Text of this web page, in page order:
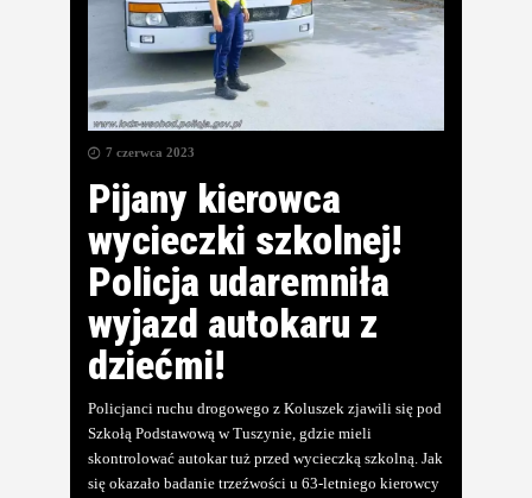
7 czerwca 2023
Pijany kierowca
wycieczki szkolnej!
Policja udaremniła
wyjazd autokaru z
dziećmi!
Policjanci ruchu drogowego z Koluszek zjawili się pod
Szkołą Podstawową w Tuszynie, gdzie mieli
skontrolować autokar tuż przed wycieczką szkolną. Jak
się okazało badanie trzeźwości u 63-letniego kierowcy